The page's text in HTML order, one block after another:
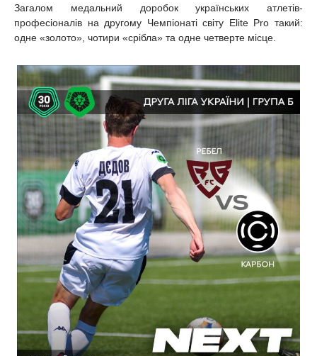
Загалом медальний доробок українських атлетів-
професіоналів на другому Чемпіонаті світу Elite Pro такий:
одне «золото», чотири «срібла» та одне четверте місце.